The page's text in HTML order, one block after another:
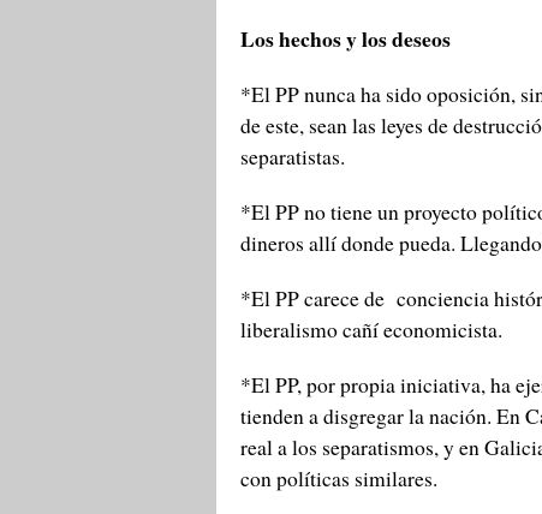
Los hechos y los deseos
*El PP nunca ha sido oposición,
de este, sean las leyes de
separatistas.
*El PP no tiene un proyecto
dineros allí donde pueda.
*El PP carece de conciencia
liberalismo cañí economicista.
*El PP, por propia iniciativa, ha
tienden a disgregar la nación. En
real a los separatismos, y en
con políticas similares.